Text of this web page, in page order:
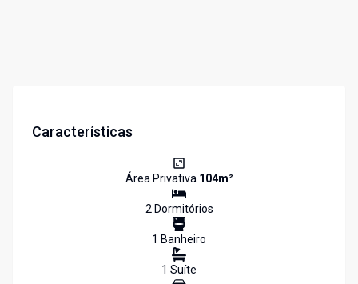
Características
Área Privativa 104m²
2Dormitórios
1 Banheiro
1 Suíte